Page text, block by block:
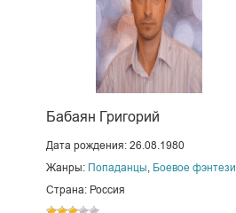
Бабаян Григорий
Дата рождения: 26.08.1980
Жанры: Попаданцы, Боевое фэнтези
Страна: Россия